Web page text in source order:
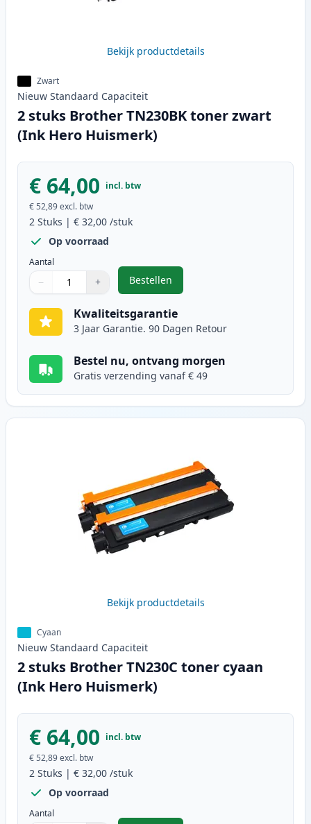
Bekijk productdetails
Zwart
Nieuw Standaard Capaciteit
2 stuks Brother TN230BK toner zwart
(Ink Hero Huismerk)
€ 64,00 incl. btw
€ 52,89excl. btw
2 Stuks | € 32,00 /stuk
Op voorraad
Aantal
Gebruik de knoppen om aan te passen
− +
1
Bestellen
,2 stuks Brother TN230BK toner
Kwaliteitsgarantie
3 Jaar Garantie. 90 Dagen Retour
Bestel nu, ontvang morgen
Gratis verzending vanaf € 49
Bekijk productdetails
Cyaan
Nieuw Standaard Capaciteit
2 stuks Brother TN230C toner cyaan
(Ink Hero Huismerk)
€ 64,00 incl. btw
€ 52,89excl. btw
2 Stuks | € 32,00 /stuk
Op voorraad
Aantal